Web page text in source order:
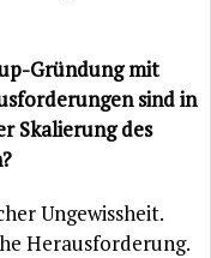
Gründung mit
sind in
Skalierung des
Ungewissheit.
Herausforderung.